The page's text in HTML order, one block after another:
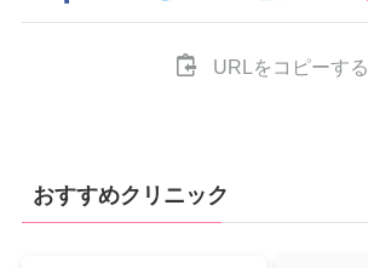
URLをコピーする
おすすめクリニック